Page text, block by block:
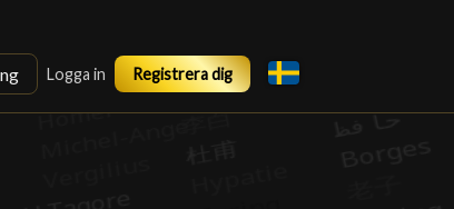
Logga in Registrera dig